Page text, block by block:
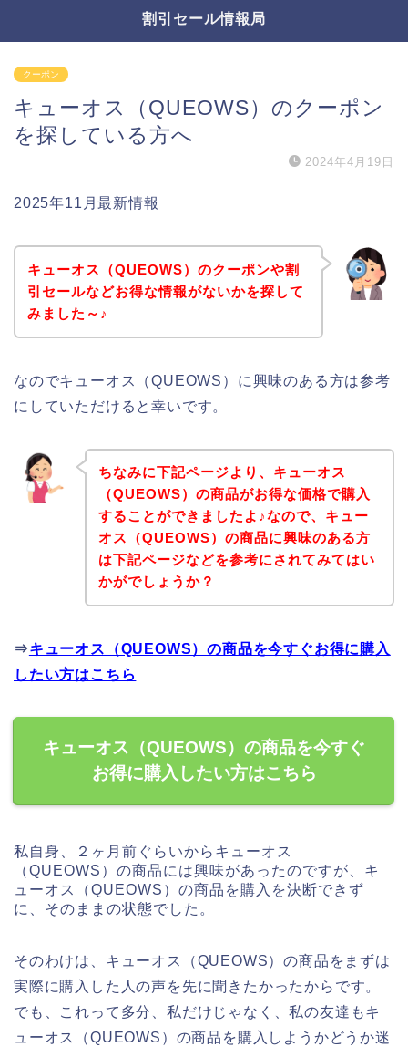
割引セール情報局
クーポン
キューオス（QUEOWS）のクーポン
を探している方へ
2024年4月19日
2025年11月最新情報
キューオス（QUEOWS）のクーポンや割
引セールなどお得な情報がないかを探して
みました～♪
なのでキューオス（QUEOWS）に興味のある方は参考
にしていただけると幸いです。
ちなみに下記ページより、キューオス
（QUEOWS）の商品がお得な価格で購入
することができましたよ♪なので、キュー
オス（QUEOWS）の商品に興味のある方
は下記ページなどを参考にされてみてはい
かがでしょうか？
⇒キューオス（QUEOWS）の商品を今すぐお得に購入
したい方はこちら
キューオス（QUEOWS）の商品を今すぐ
お得に購入したい方はこちら
私自身、２ヶ月前ぐらいからキューオス
（QUEOWS）の商品には興味があったのですが、キ
ューオス（QUEOWS）の商品を購入を決断できず
に、そのままの状態でした。
そのわけは、キューオス（QUEOWS）の商品をまずは
実際に購入した人の声を先に聞きたかったからです。
でも、これって多分、私だけじゃなく、私の友達もキ
ューオス（QUEOWS）の商品を購入しようかどうか迷